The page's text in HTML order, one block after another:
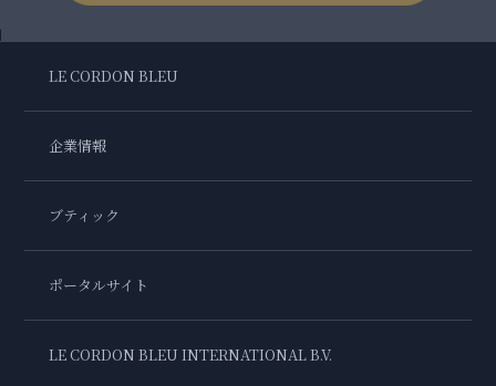
LE CORDON BLEU
企業情報
ブティック
ポータルサイト
LE CORDON BLEU INTERNATIONAL B.V.